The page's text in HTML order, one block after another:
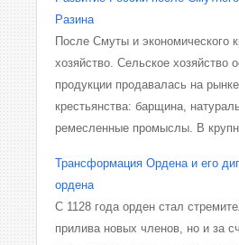
Разина
После Смуты и экономического
хозяйство. Сельское хозяйство
продукции продавалась на
крестьянства: барщина,
ремесленные промыслы. В
Трансформация Ордена и его
ордена
С 1128 года орден стал
прилива новых членов, но и за